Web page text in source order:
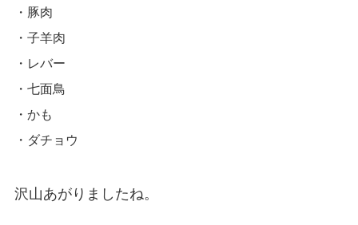
・豚肉
・子羊肉
・レバー
・七面鳥
・かも
・ダチョウ
沢山あがりましたね。